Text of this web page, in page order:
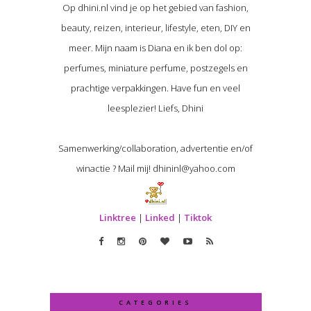
Op dhini.nl vind je op het gebied van fashion,
beauty, reizen, interieur, lifestyle, eten, DIY en
meer. Mijn naam is Diana en ik ben dol op:
perfumes, miniature perfume, postzegels en
prachtige verpakkingen. Have fun en veel
leesplezier! Liefs, Dhini
Samenwerking/collaboration, advertentie en/of
winactie ? Mail mij! dhininl@yahoo.com
Linktree | Linked | Tiktok
CATEGORIES